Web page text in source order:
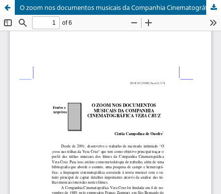
O zoom nos documentos musicais da Companhia Cinematográfica Vera Cruz